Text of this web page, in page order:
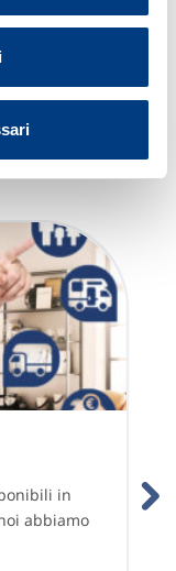
in
abbiamo